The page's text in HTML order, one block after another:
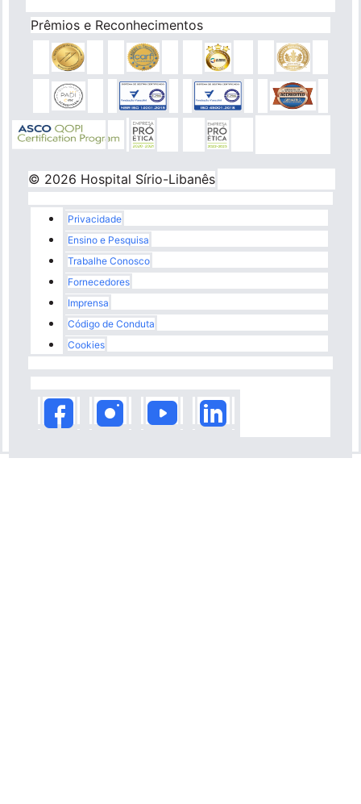
Prêmios e Reconhecimentos
© 2026 Hospital Sírio-Libanês
Rodapé
Privacidade
Ensino e Pesquisa
Trabalhe Conosco
Fornecedores
Imprensa
Código de Conduta
Cookies